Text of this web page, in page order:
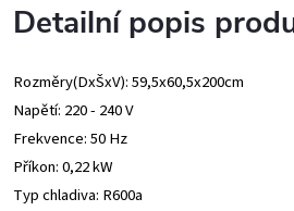
Detailní popis
Rozměry(DxŠxV): 59,5x60,5x200cm
Napětí: 220 - 240 V
Frekvence: 50 Hz
Příkon: 0,22 kW
Typ chladiva: R600a